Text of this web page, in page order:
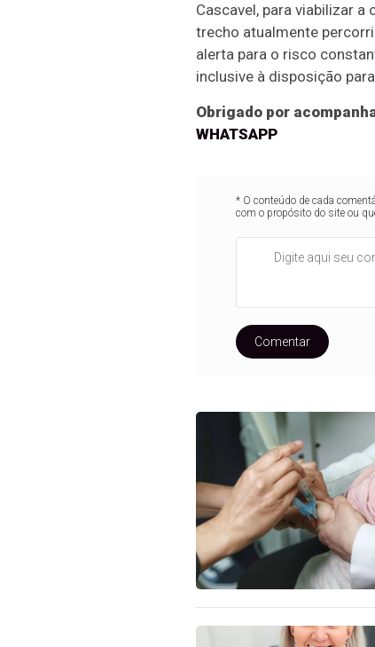
Cascavel, para viabilizar
trecho atualmente
alerta para o risco
inclusive à disposição
Obrigado por
WHATSAPP
* O conteúdo de cada
com o propósito do site ou
Comentar